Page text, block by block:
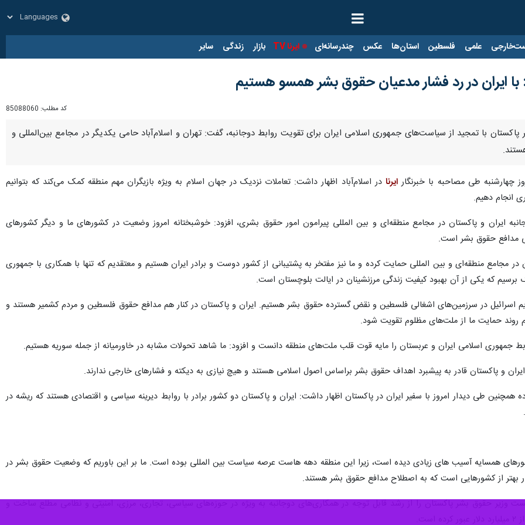
علمی فلسطین استان‌ها عکس چندرسانه‌ای ایرنا TV بازار زندگی سایر
ایران در رد فشار مدعیان حقوق بشر همسو هستیم
کد مطلب: 85088060